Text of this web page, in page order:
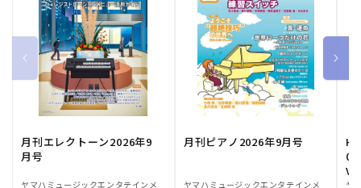
月刊エレクトーン2026年9
月号
ヤマハミュージックエンタテインメ
月刊ピアノ2026年9月号
ヤマハミュージックエンタテインメ
ヤ